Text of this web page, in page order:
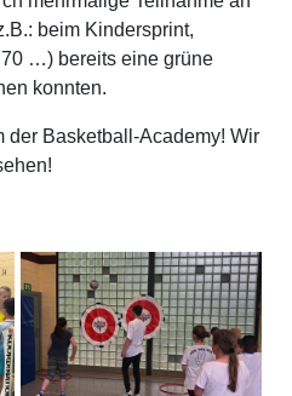
beim Kindersprint,
…) bereits eine grüne
konnten.
der Basketball-Academy! Wir